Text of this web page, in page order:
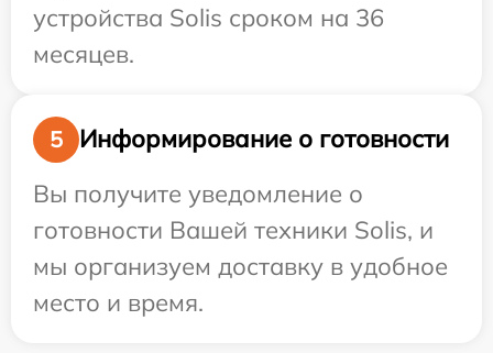
устройства Solis сроком на 36
месяцев.
5
Информирование о готовности
Вы получите уведомление о
готовности Вашей техники Solis, и
мы организуем доставку в удобное
место и время.